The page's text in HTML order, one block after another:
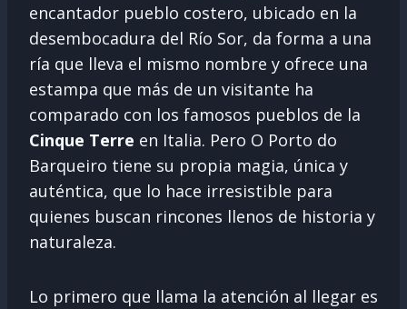
encantador pueblo costero, ubicado en la
desembocadura del Río Sor, da forma a una
ría que lleva el mismo nombre y ofrece una
estampa que más de un visitante ha
comparado con los famosos pueblos de la
Cinque Terre en Italia. Pero O Porto do
Barqueiro tiene su propia magia, única y
auténtica, que lo hace irresistible para
quienes buscan rincones llenos de historia y
naturaleza.
Lo primero que llama la atención al llegar es